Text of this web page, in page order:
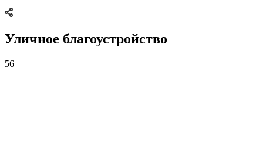
Уличное благоустройство
56